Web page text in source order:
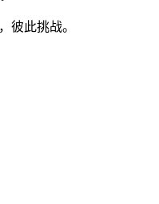
彼此挑战。